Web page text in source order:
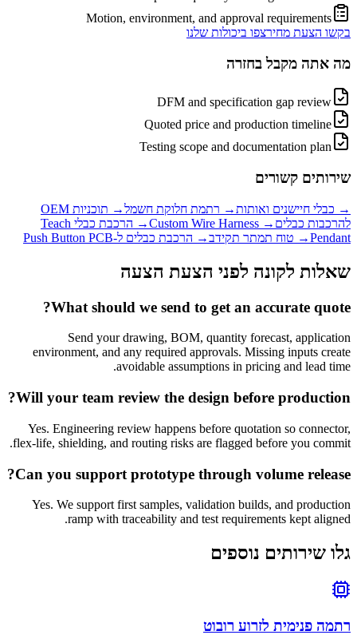
Motion, environment, and approval requirements
בקשו הצעת מחירצפו ביכולות שלנו
מה אתה מקבל בחזרה
DFM and specification gap review
Quoted price and production timeline
Testing scope and documentation plan
שירותים קשורים
→ כבלי חיישנים ואותות→ רתמת חלוקת חשמל→
תוכניות OEM
להרכבות כבלים →
Custom Wire Harness
→
הרכבת כבלי Teach
Pendant
→ טוח תמתר תקידב→ הרכבת כבלים ל-Push Button PCB
שאלות לקונה לפני הצעת הצעה
What should we send to get an accurate quote?
Send your drawing, BOM, quantity forecast, application
environment, and any required approvals. Missing inputs create
avoidable assumptions in pricing and lead time.
Will your team review the design before production?
Yes. Engineering review happens before quotation so connector,
flex-life, shielding, and routing risks are flagged before you commit.
Can you support prototype through volume release?
Yes. We support first samples, validation builds, and production
ramp with traceability and test requirements kept aligned.
גלו שירותים נוספים
רתמה פנימית לזרוע רובוט